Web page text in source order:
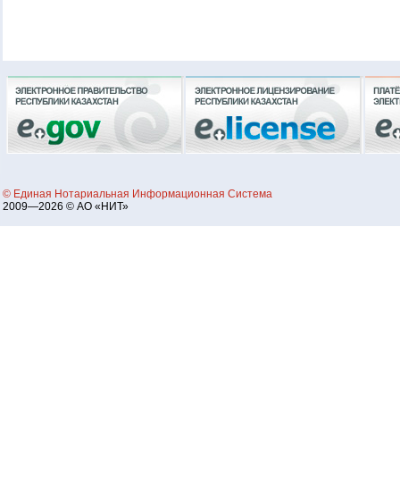
© Единая Нотариальная Информационная Система
2009—2026 © АО «НИТ»